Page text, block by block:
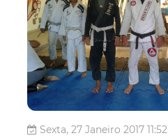
Sexta, 27 Janeiro 2017 11:52